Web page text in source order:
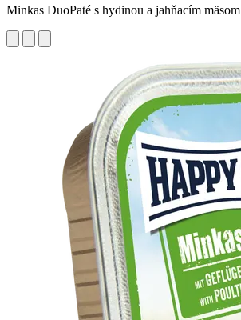
Minkas DuoPaté s hydinou a jahňacím mäsom